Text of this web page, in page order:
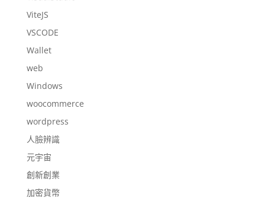
ViteJS
VSCODE
Wallet
web
Windows
woocommerce
wordpress
人臉辨識
元宇宙
創新創業
加密貨幣